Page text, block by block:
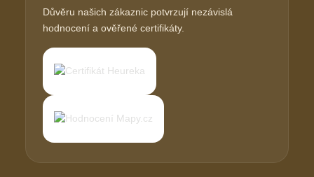
Důvěru našich zákaznic potvrzují nezávislá
hodnocení a ověřené certifikáty.